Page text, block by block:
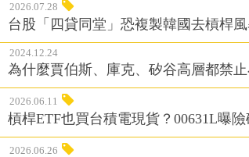
2026.07.28
台股「四貸同堂」恐複製韓國去槓桿
2024.12.24
為什麼賈伯斯、庫克、矽谷高層都禁
2026.06.11
槓桿ETF也買台積電現貨？00631L曝
2026.06.26